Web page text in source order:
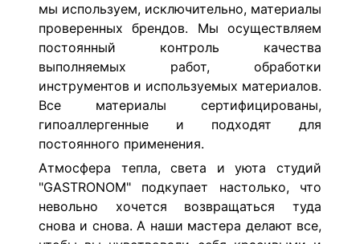
мы используем, исключительно, материалы
проверенных брендов. Мы осуществляем
постоянный контроль качества
выполняемых работ, обработки
инструментов и используемых материалов.
Все материалы сертифицированы,
гипоаллергенные и подходят для
постоянного применения.
Атмосфера тепла, света и уюта студий
"GASTRONOM" подкупает настолько, что
невольно хочется возвращаться туда
снова и снова. А наши мастера делают все,